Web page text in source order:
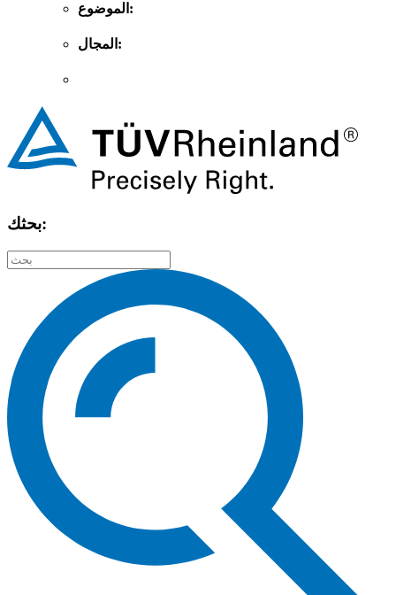
الموضوع:
المجال:
بحثك: